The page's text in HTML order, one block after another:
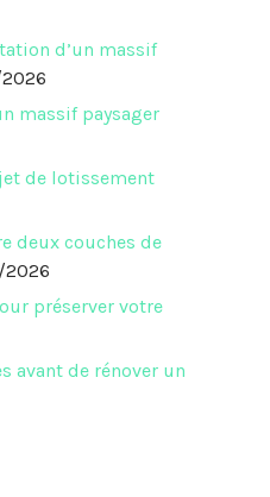
d’un massif
massif paysager
de lotissement
deux couches de
préserver votre
avant de rénover un